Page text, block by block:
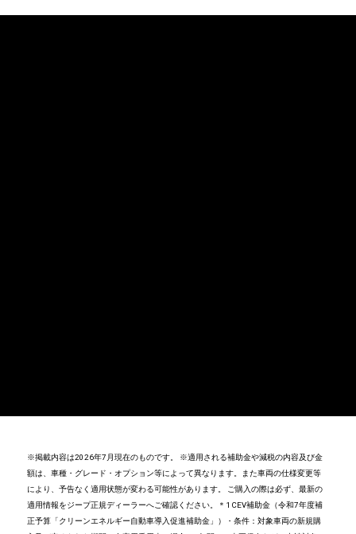
※掲載内容は2026年7月現在のものです。 ※適用される補助金や減税の内容及び金
額は、車種・グレード・オプション等によって異なります。また車両の仕様変更等
により、予告なく適用状態が変わる可能性があります。 ご購入の際は必ず、最新の
適用情報をジープ正規ディーラーへご確認ください。
＊1 CEV補助金 （令和7年度補
正予算「クリーンエネルギー自動車導入促進補助金」）
・条件：対象車両の新規購